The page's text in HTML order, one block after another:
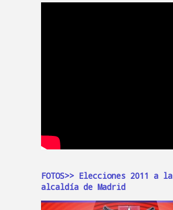
FOTOS>> Elecciones 2011 a la
alcaldía de Madrid